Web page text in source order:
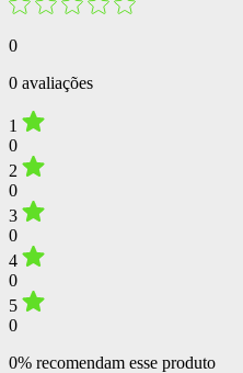
0
0 avaliações
1
0
2
0
3
0
4
0
5
0
0% recomendam esse produto